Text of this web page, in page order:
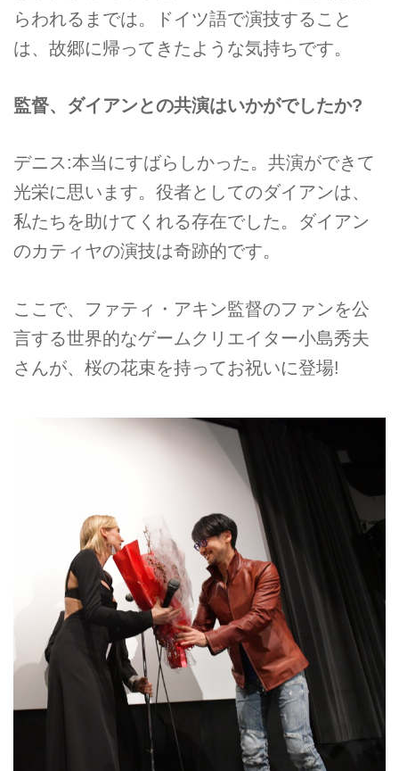
らわれるまでは。ドイツ語で演技すること
は、故郷に帰ってきたような気持ちです。
監督、ダイアンとの共演はいかがでしたか?
デニス:本当にすばらしかった。共演ができて
光栄に思います。役者としてのダイアンは、
私たちを助けてくれる存在でした。ダイアン
のカティヤの演技は奇跡的です。
ここで、ファティ・アキン監督のファンを公
言する世界的なゲームクリエイター小島秀夫
さんが、桜の花束を持ってお祝いに登場!